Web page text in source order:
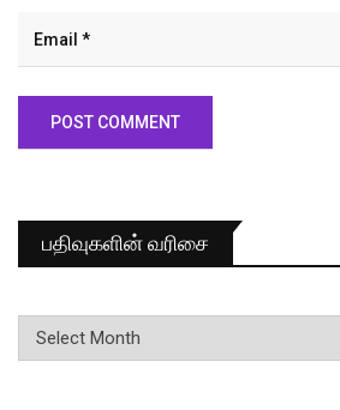
பதிவுகளின் வரிசை
பதிவுகளின்
வரிசை